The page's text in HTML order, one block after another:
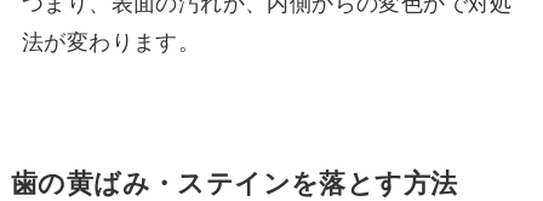
法が変わります。
歯の黄ばみ・ステインを落とす方法